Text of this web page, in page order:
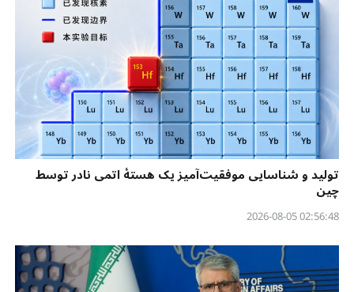
تولید و شناسایی موفقیت‌آمیز یک هستهٔ اتمی نادر توسط
چین
02:56:48 2026-08-05